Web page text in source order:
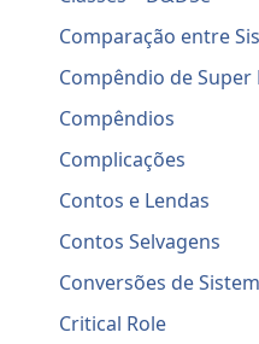
Comparação entre
Compêndio de Super
Compêndios
Complicações
Contos e Lendas
Contos Selvagens
Conversões de
Critical Role